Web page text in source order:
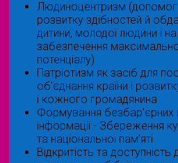
Людиноцентризм
розвитку здібностей й
дитини, молодої людини і на
забезпечення максимальної
потенціалу)
Патріотизм як засіб для
об'єднання країни і
і кожного громадянина
Формування безбар’єрних
інформації - Збереження
та національної пам’яті
Відкритість та